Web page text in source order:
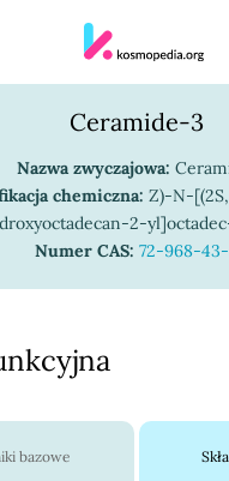
Ceramide-3
Nazwa zwyczajowa:
chemiczna: Z)-N-
2-
Numer CAS: 72-968-
bazowe